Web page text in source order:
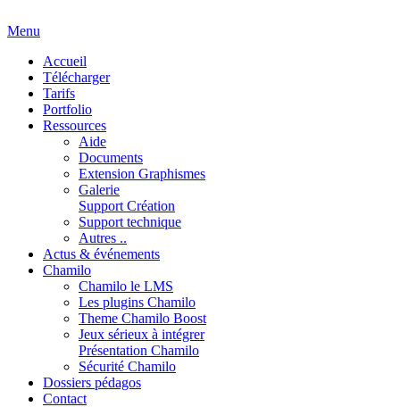
Menu
Accueil
Télécharger
Tarifs
Portfolio
Ressources
Aide
Documents
Extension Graphismes
Galerie
Support Création
Support technique
Autres ..
Actus & événements
Chamilo
Chamilo le LMS
Les plugins Chamilo
Theme Chamilo Boost
Jeux sérieux à intégrer
Présentation Chamilo
Sécurité Chamilo
Dossiers pédagos
Contact